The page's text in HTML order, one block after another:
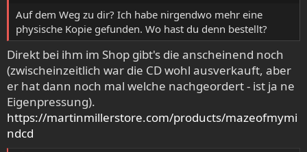
Auf dem Weg zu dir? Ich habe nirgendwo mehr eine
physische Kopie gefunden. Wo hast du denn bestellt?
Direkt bei ihm im Shop gibt's die anscheinend noch
(zwischeinzeitlich war die CD wohl ausverkauft, aber
er hat dann noch mal welche nachgeordert - ist ja ne
Eigenpressung).
https://martinmillerstore.com/products/mazeofmymi
ndcd